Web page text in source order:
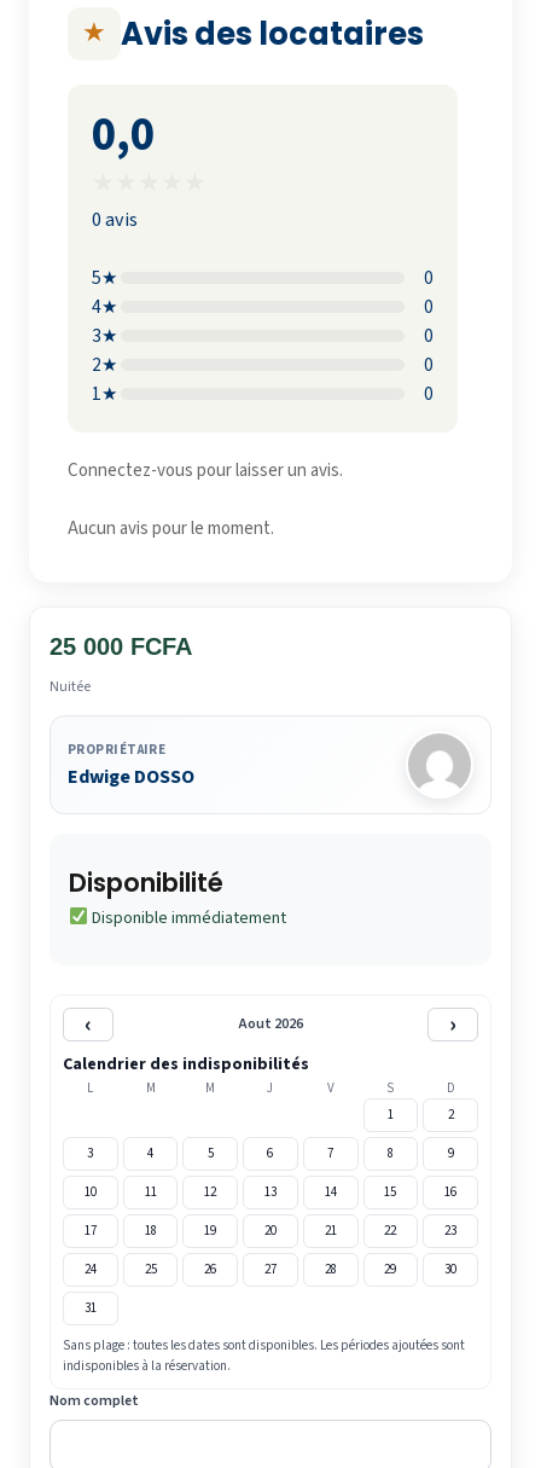
★ Avis des locataires
0,0
0 avis
5★
0
4★
0
3★
0
2★
0
1★
0
Connectez-vous pour laisser un avis.
Aucun avis pour le moment.
25 000 FCFA
Nuitée
PROPRIÉTAIRE
Edwige DOSSO
Disponibilité
Disponible immédiatement
‹ Aout 2026 ›
Calendrier des indisponibilités
L M M J V S
D
1
2
3 4 5 6 7 8 9
10 11 12 13 14 15 16
17 18 19 20 21 22 23
24 25 26 27 28 29 30
31
Sans plage : toutes les dates sont disponibles. Les périodes ajoutées sont
indisponibles à la réservation.
Nom complet